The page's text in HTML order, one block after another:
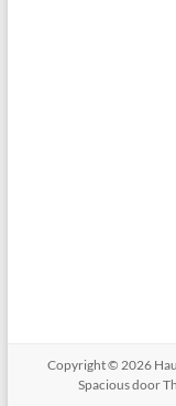
Copyright © 2026
Spaciousdoor